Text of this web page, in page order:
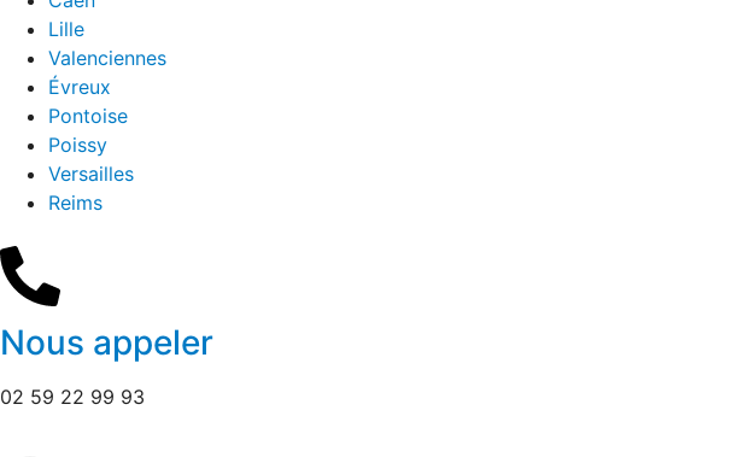
Lille
Valenciennes
Évreux
Pontoise
Poissy
Versailles
Reims
Nous appeler
02 59 22 99 93